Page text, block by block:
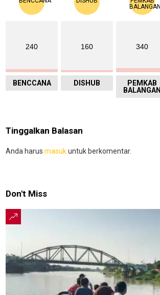
240
BENCCANA
160
DISHUB
340
PEMKAB
BALANGAN
Tinggalkan Balasan
Anda harus masukuntuk berkomentar.
Don't Miss